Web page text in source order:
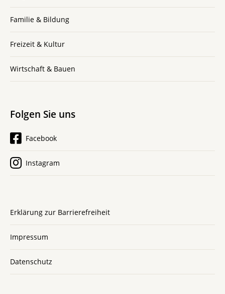
Familie & Bildung
Freizeit & Kultur
Wirtschaft & Bauen
Folgen Sie uns
Facebook
Instagram
Erklärung zur Barrierefreiheit
Impressum
Datenschutz